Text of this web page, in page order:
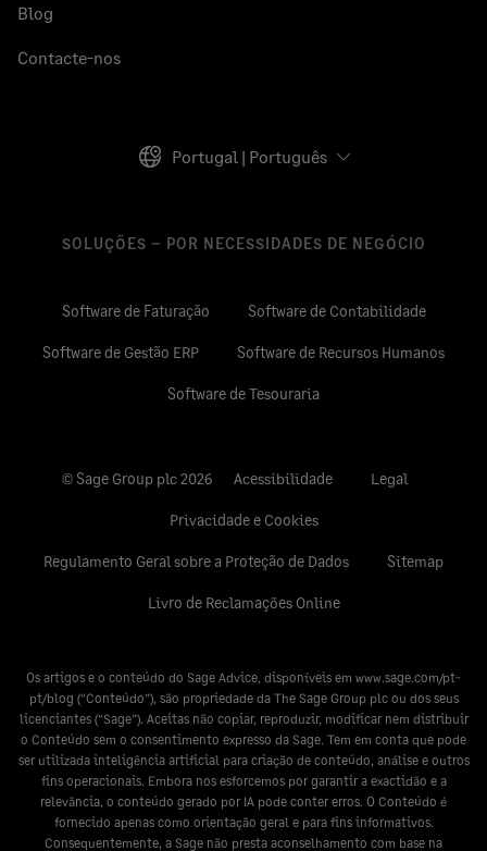
Blog
Contacte-nos
Portugal | Português
SOLUÇÕES – POR NECESSIDADES DE NEGÓCIO
Software de Faturação Software de Contabilidade
Software de Gestão ERP Software de Recursos Humanos
Software de Tesouraria
© Sage Group plc 2026 Acessibilidade Legal
Privacidade e Cookies
Regulamento Geral sobre a Proteção de Dados Sitemap
Livro de Reclamações Online
Os artigos e o conteúdo do Sage Advice, disponíveis em www.sage.com/pt-
pt/blog (“Conteúdo”), são propriedade da The Sage Group plc ou dos seus
licenciantes (“Sage”). Aceitas não copiar, reproduzir, modificar nem distribuir
o Conteúdo sem o consentimento expresso da Sage. Tem em conta que pode
ser utilizada inteligência artificial para criação de conteúdo, análise e outros
fins operacionais. Embora nos esforcemos por garantir a exactidão e a
relevância, o conteúdo gerado por IA pode conter erros. O Conteúdo é
fornecido apenas como orientação geral e para fins informativos.
Consequentemente, a Sage não presta aconselhamento com base na